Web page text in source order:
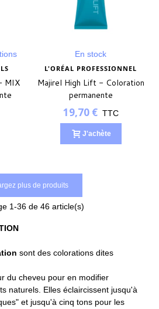
(6 avis)
MIX
En stock
L'ORÉAL PROFESSIONNEL
Majirel High Lift - Coloration
permanente
19,70 € TTC
J'achète
plus de produits
1-36 de 46 article(s)
sont des colorations dites
du cheveu pour en modifier
naturels. Elles éclaircissent jusqu'à
et jusqu'à cinq tons pour les